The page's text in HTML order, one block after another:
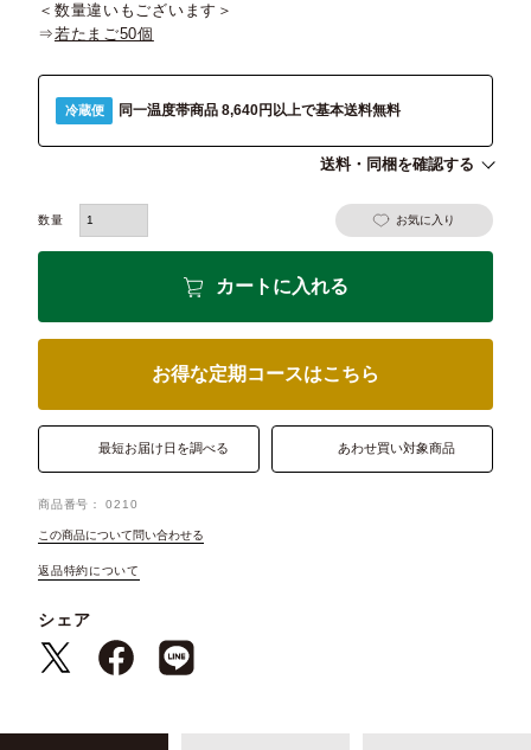
＜数量違いもございます＞
⇒若たまご50個
冷蔵便 同一温度帯商品 8,640円以上で基本送料無料
送料・同梱を確認する
お気に入り
カートに入れる
お得な定期コースはこちら
最短お届け日を調べる あわせ買い対象商品
商品番号 0210
この商品について問い合わせる
返品特約について
シェア